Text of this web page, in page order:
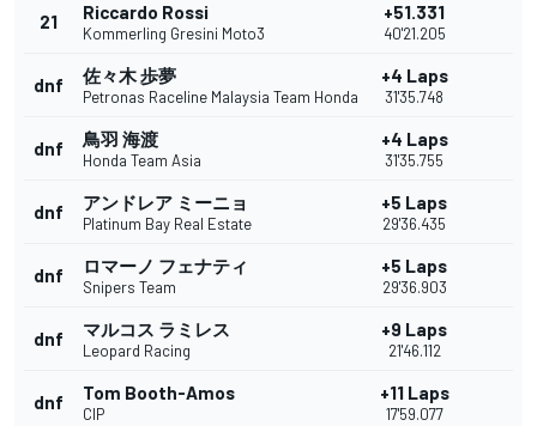
21 Riccardo Rossi
Kommerling Gresini Moto3
+51.331
40'21.205
dnf 佐々木 歩夢
Petronas Raceline Malaysia Team Honda
+4 Laps
31'35.748
dnf 鳥羽 海渡
Honda Team Asia
+4 Laps
31'35.755
dnf アンドレア ミーニョ
Platinum Bay Real Estate
+5 Laps
29'36.435
dnf ロマーノ フェナティ
Snipers Team
+5 Laps
29'36.903
dnf マルコス ラミレス
Leopard Racing
+9 Laps
21'46.112
dnf Tom Booth-Amos
CIP
+11 Laps
17'59.077